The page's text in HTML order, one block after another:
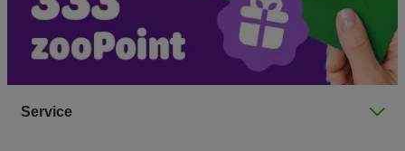
Service